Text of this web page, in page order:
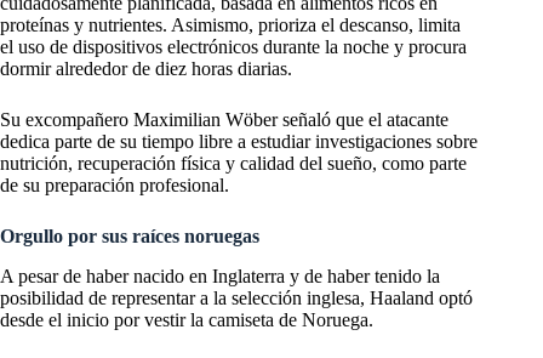
proteínas y nutrientes. Asimismo, prioriza el descanso, limita
el uso de dispositivos electrónicos durante la noche y procura
dormir alrededor de diez horas diarias.
Su excompañero Maximilian Wöber señaló que el atacante
dedica parte de su tiempo libre a estudiar investigaciones sobre
nutrición, recuperación física y calidad del sueño, como parte
de su preparación profesional.
Orgullo por sus raíces noruegas
A pesar de haber nacido en Inglaterra y de haber tenido la
posibilidad de representar a la selección inglesa, Haaland optó
desde el inicio por vestir la camiseta de Noruega.